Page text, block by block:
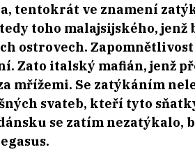
tentokrát ve znamení
toho malajsijského,
ostrovech.
Zato italský mafián, jenž
mřížemi. Se zatýkáním
svateb, kteří tyto
se zatím nezatýkalo,